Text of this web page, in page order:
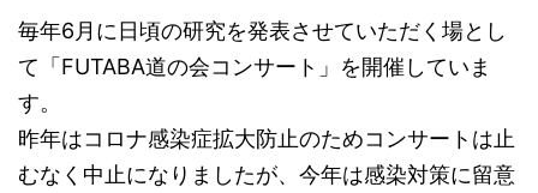
毎年6月に日頃の研究を発表させていただく場とし
て「FUTABA道の会コンサート」を開催していま
す。
昨年はコロナ感染症拡大防止のためコンサートは止
むなく中止になりましたが、今年は感染対策に留意